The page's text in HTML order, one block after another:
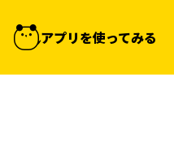
アプリを使ってみる